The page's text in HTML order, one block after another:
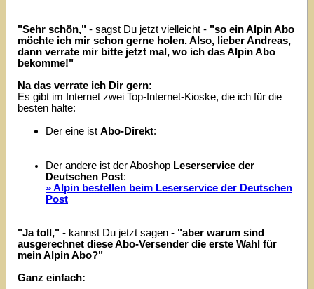
"Sehr schön," - sagst Du jetzt vielleicht - "so ein Alpin Abo
möchte ich mir schon gerne holen. Also, lieber Andreas,
dann verrate mir bitte jetzt mal, wo ich das Alpin Abo
bekomme!"
Na das verrate ich Dir gern:
Es gibt im Internet zwei Top-Internet-Kioske, die ich für die
besten halte:
Der eine ist Abo-Direkt:
Der andere ist der Aboshop Leserservice der
Deutschen Post:
» Alpin bestellen beim Leserservice der Deutschen
Post
"Ja toll," - kannst Du jetzt sagen - "aber warum sind
ausgerechnet diese Abo-Versender die erste Wahl für
mein Alpin Abo?"
Ganz einfach: